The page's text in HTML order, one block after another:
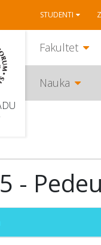
STUDENTI
Fakultet
Nauka
-